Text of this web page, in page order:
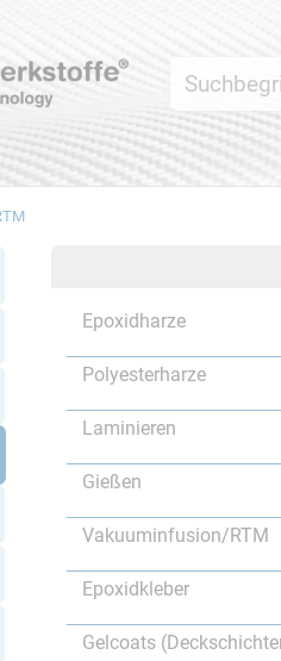
öffnen
öffnen
Epoxidharze
Polyesterharze
Laminieren
Gießen
Vakuuminfusion/RTM
Epoxidkleber
Gelcoats